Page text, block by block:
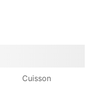
Cuisson